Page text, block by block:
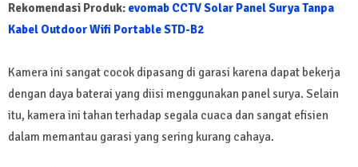
Rekomendasi Produk: evomab CCTV Solar Panel Surya Tanpa
Kabel Outdoor Wifi Portable STD-B2
Kamera ini sangat cocok dipasang di garasi karena dapat bekerja
dengan daya baterai yang diisi menggunakan panel surya. Selain
itu, kamera ini tahan terhadap segala cuaca dan sangat efisien
dalam memantau garasi yang sering kurang cahaya.